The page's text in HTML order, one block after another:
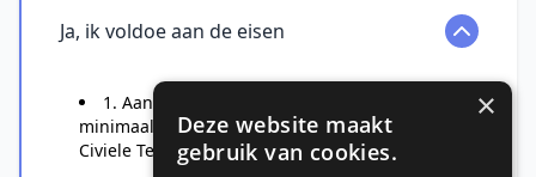
Ja, ik voldoe aan de eisen
1. Aantoonbare afgeronde opleiding op
minimaal HBO bachelor in de richting van
Civiele Techniek;
×
Deze website maakt
gebruik van cookies.